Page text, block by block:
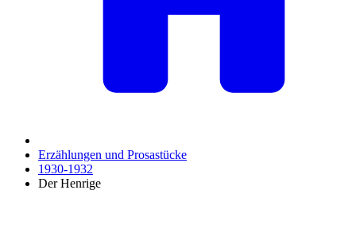
Erzählungen und Prosastücke
1930-1932
Der Henrige